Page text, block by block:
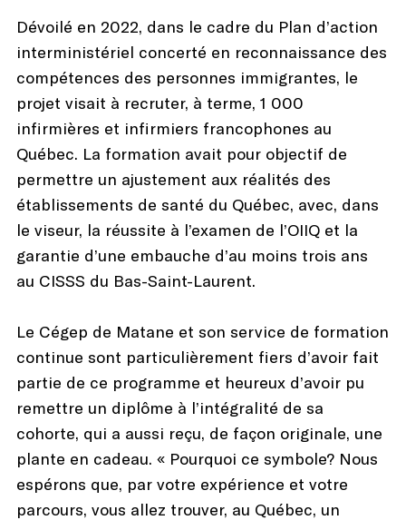
Dévoilé en 2022, dans le cadre du Plan d’action
interministériel concerté en reconnaissance des
compétences des personnes immigrantes, le
projet visait à recruter, à terme, 1 000
infirmières et infirmiers francophones au
Québec. La formation avait pour objectif de
permettre un ajustement aux réalités des
établissements de santé du Québec, avec, dans
le viseur, la réussite à l’examen de l’OIIQ et la
garantie d’une embauche d’au moins trois ans
au CISSS du Bas-Saint-Laurent.
Le Cégep de Matane et son service de formation
continue sont particulièrement fiers d’avoir fait
partie de ce programme et heureux d’avoir pu
remettre un diplôme à l’intégralité de sa
cohorte, qui a aussi reçu, de façon originale, une
plante en cadeau. « Pourquoi ce symbole? Nous
espérons que, par votre expérience et votre
parcours, vous allez trouver, au Québec, un